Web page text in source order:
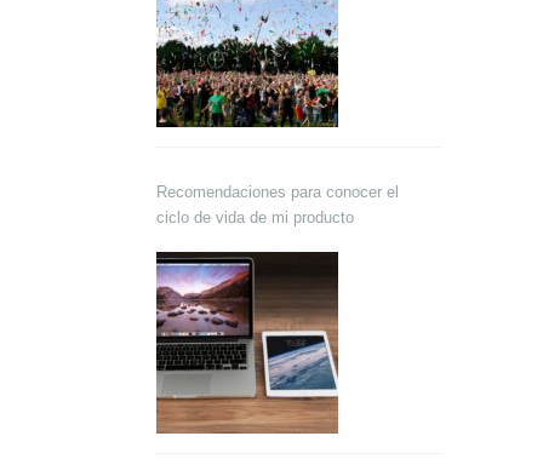
Recomendaciones para conocer el
ciclo de vida de mi producto